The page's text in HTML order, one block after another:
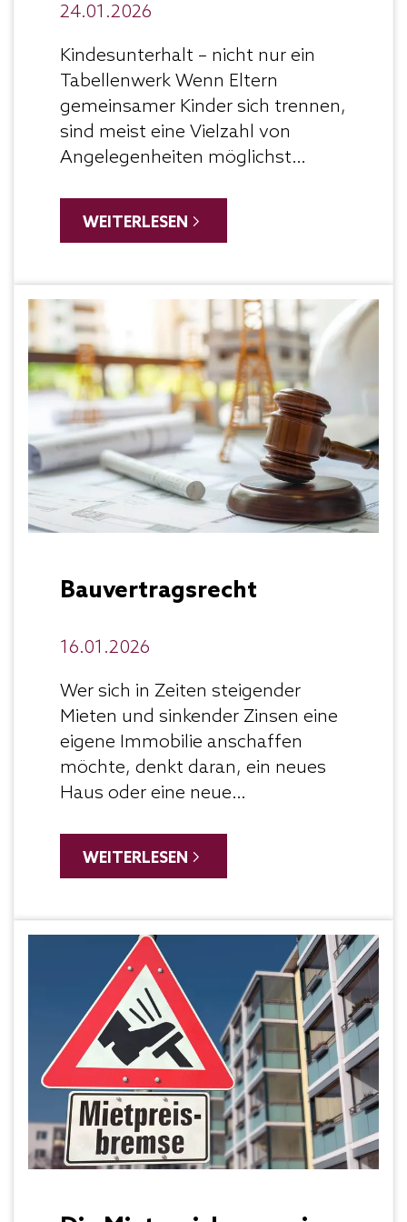
24.01.2026
Kindesunterhalt – nicht nur ein
Tabellenwerk Wenn Eltern
gemeinsamer Kinder sich trennen,
sind meist eine Vielzahl von
Angelegenheiten möglichst
gemeinsame Kinder ist hier mit
WEITERLESEN
Bauvertragsrecht
16.01.2026
Wer sich in Zeiten steigender
Mieten und sinkender Zinsen eine
eigene Immobilie anschaffen
möchte, denkt daran, ein neues
Haus oder eine neue
WEITERLESEN